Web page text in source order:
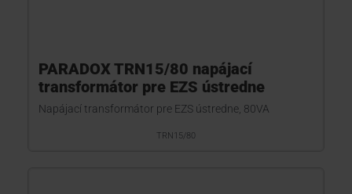
PARADOX TRN15/80 napájací
transformátor pre EZS ústredne
Napájací transformátor pre EZS ústredne, 80VA
TRN15/80